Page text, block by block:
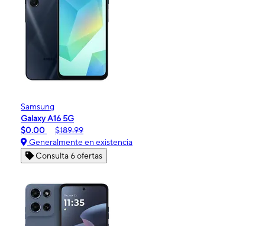
Samsung
Galaxy A16 5G
$0.00
$189.99
Generalmente en existencia
Consulta 6 ofertas